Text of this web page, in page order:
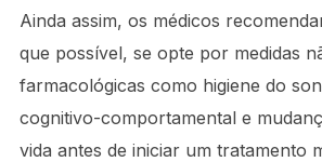
Ainda assim, os médicos
que possível, se opte por medidas
farmacológicas como higiene do
cognitivo-comportamental e
vida antes de iniciar um tratamento